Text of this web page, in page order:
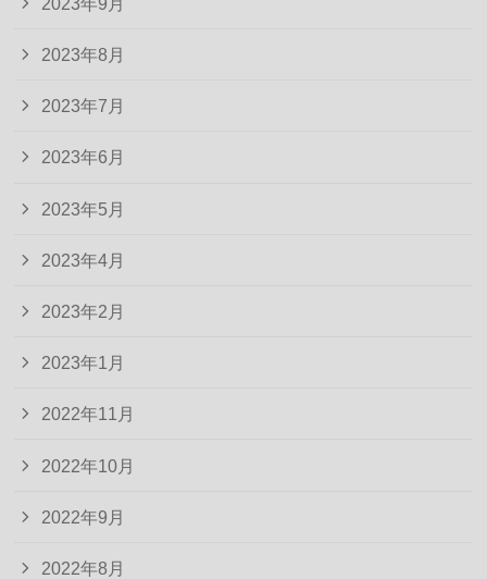
2023年8月
2023年7月
2023年6月
2023年5月
2023年4月
2023年2月
2023年1月
2022年11月
2022年10月
2022年9月
2022年8月